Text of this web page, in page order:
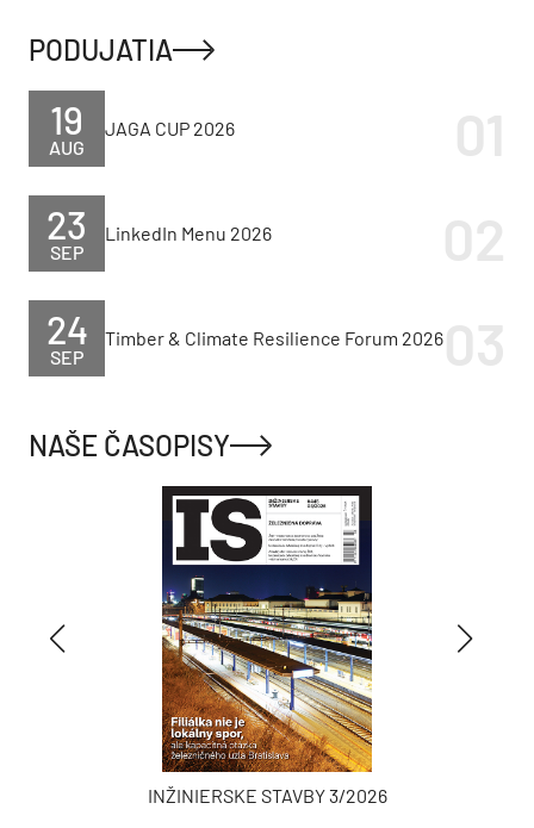
PODUJATIA
AUG
19 JAGA CUP 2026
SEP
23 LinkedIn Menu 2026
SEP
24 Timber & Climate Resilience Forum 2026
NAŠE ČASOPISY
INŽINIERSKE STAVBY 3/2026